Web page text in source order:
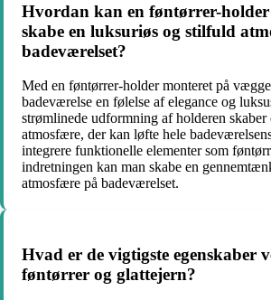
Hvordan kan en føntørrer-
skabe en luksuriøs og stilfuld
badeværelset?
Med en føntørrer-holder monteret på
badeværelse en følelse af elegance og
strømlinede udformning af holderen skaber
atmosfære, der kan løfte hele
integrere funktionelle elementer som
indretningen kan man skabe en
atmosfære på badeværelset.
Hvad er de vigtigste egenskaber
føntørrer og glattejern?